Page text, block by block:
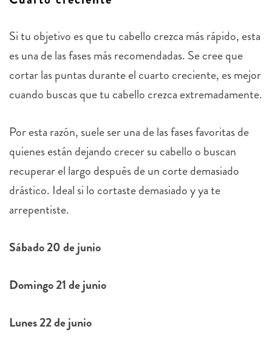
Si tu objetivo es que tu cabello crezca más rápido, esta
es una de las fases más recomendadas. Se cree que
cortar las puntas durante el cuarto creciente, es mejor
cuando buscas que tu cabello crezca extremadamente.
Por esta razón, suele ser una de las fases favoritas de
quienes están dejando crecer su cabello o buscan
recuperar el largo después de un corte demasiado
drástico. Ideal si lo cortaste demasiado y ya te
arrepentiste.
Sábado 20 de junio
Domingo 21 de junio
Lunes 22 de junio